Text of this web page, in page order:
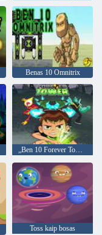
Benas 10 Omnitrix
„Ben 10 Forever Tower“.
Toss kaip bosas